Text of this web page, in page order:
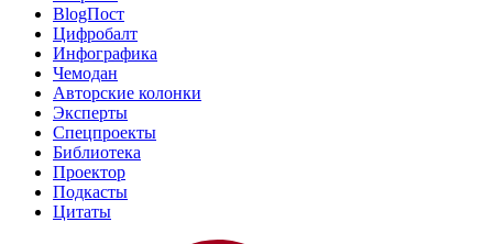
BlogПост
Цифробалт
Инфографика
Чемодан
Авторские колонки
Эксперты
Спецпроекты
Библиотека
Проектор
Подкасты
Цитаты